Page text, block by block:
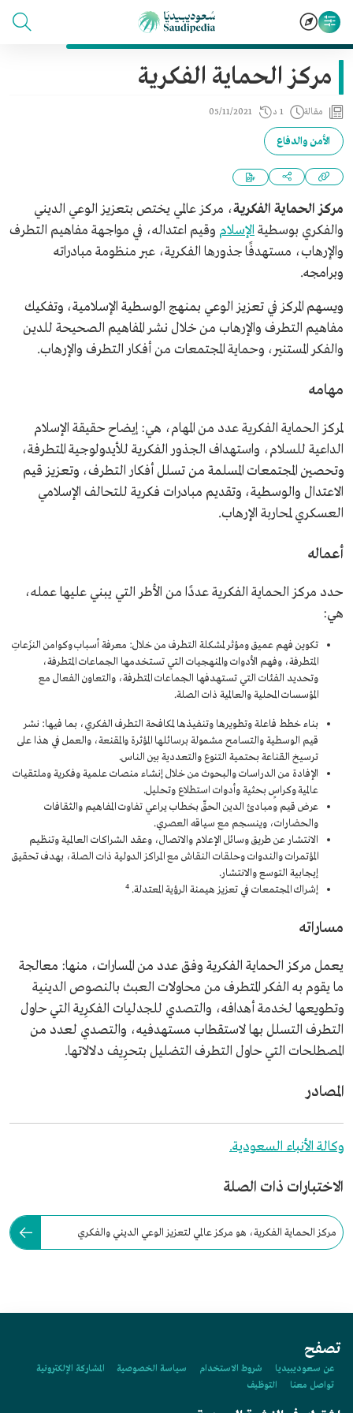
مركز الحماية الفكرية
مقالة 1 د 05/11/2021
الأمن والدفاع
مركز الحماية الفكرية، مركز عالمي يختص بتعزيز الوعي الديني
والفكري بوسطية الإسلام وقيم اعتداله، في مواجهة مفاهيم التطرف
والإرهاب، مستهدفًا جذورها الفكرية، عبر منظومة مبادراته
وبرامجه.
ويسهم المركز في تعزيز الوعي بمنهج الوسطية الإسلامية، وتفكيك
مفاهيم التطرف والإرهاب من خلال نشر المفاهيم الصحيحة للدين
والفكر المستنير، وحماية المجتمعات من أفكار التطرف والإرهاب.
مهامه
لمركز الحماية الفكرية عدد من المهام، هي: إيضاح حقيقة الإسلام
الداعية للسلام، واستهداف الجذور الفكرية للأيدولوجية المتطرفة،
وتحصين المجتمعات المسلمة من تسلل أفكار التطرف، وتعزيز قيم
الاعتدال والوسطية، وتقديم مبادرات فكرية للتحالف الإسلامي
العسكري لمحاربة الإرهاب.
أعماله
حدد مركز الحماية الفكرية عددًا من الأطر التي يبني عليها عمله،
هي:
تكوين فهم عميق ومؤثر لمشكلة التطرف من خلال: معرفة أسباب وكوامن النزَعاتِ
المتطرفة، وفهم الأدوات والمنهجيات التي تستخدمها الجماعات المتطرفة،
وتحديد الفئات التي تستهدفها الجماعات المتطرفة، والتعاون الفعال مع
المؤسسات المحلية والعالمية ذات الصلة.
بناء خطط فاعلة وتطويرها وتنفيذها لمكافحة التطرف الفكري، بما فيها: نشر
قيم الوسطية والتسامح مشمولة برسائلها المؤثرة والمقنعة، والعمل في هذا على
ترسيخ القناعة بحتمية التنوع والتعددية بين الناس.
الإفادة من الدراسات والبحوث من خلال إنشاء منصات علمية وفكرية وملتقيات
عالمية وكراسٍ بحثية وأدوات استطلاع وتحليل.
عرض قيم ومبادئ الدين الحقّ بخطاب يراعي تفاوت المفاهيم والثقافات
والحضارات، وينسجم مع سياقه العصري.
الانتشار عن طريق وسائل الإعلام والاتصال، وعقد الشراكات العالمية وتنظيم
المؤتمرات والندوات وحلقات النقاش مع المراكز الدولية ذات الصلة، بهدف تحقيق
إيجابية التوسع والانتشار.
إشراك المجتمعات في تعزيز هيمنة الرؤية المعتدلة. 4
مساراته
يعمل مركز الحماية الفكرية وفق عدد من المسارات، منها: معالجة
ما يقوم به الفكر المتطرف من محاولات العبث بالنصوص الدينية
وتطويعها لخدمة أهدافه، والتصدي للجدليات الفكرِية التي حاول
التطرف التسلل بها لاستقطاب مستهدفيه، والتصدي لعدد من
المصطلحات التي حاول التطرف التضليل بتحرِيف دلالاتها.
المصادر
وكالة الأنباء السعودية.
الاختبارات ذات الصلة
مركز الحماية الفكرية، هو مركز عالمي لتعزيز الوعي الديني والفكري
تصفح
عن سعوديبيديا شروط الاستخدام سياسة الخصوصية
المشاركة الإلكترونية
تواصل معنا
التوظيف